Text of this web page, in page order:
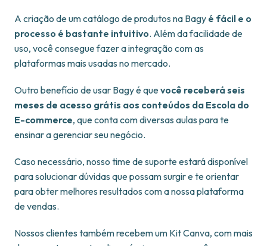
A criação de um catálogo de produtos na Bagy é fácil e o
processo é bastante intuitivo. Além da facilidade de
uso, você consegue fazer a integração com as
plataformas mais usadas no mercado.
Outro benefício de usar Bagy é quevocê receberá seis
meses de acesso grátis aos conteúdos da Escola do
E-commerce, que conta com diversas aulas para te
ensinar a gerenciar seu negócio.
Caso necessário, nosso time de suporte estará disponível
para solucionar dúvidas que possam surgir e te orientar
para obter melhores resultados com a nossa plataforma
de vendas.
Nossos clientes também recebem um Kit Canva, com mais